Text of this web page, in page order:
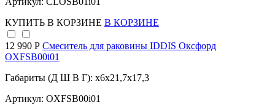
КУПИТЬ В КОРЗИНЕ В КОРЗИНЕ
12 990 Р Смеситель для раковины IDDIS Оксфорд
OXFSB00i01
Габариты (Д Ш В Г): x6x21,7x17,3
Артикул: OXFSB00i01